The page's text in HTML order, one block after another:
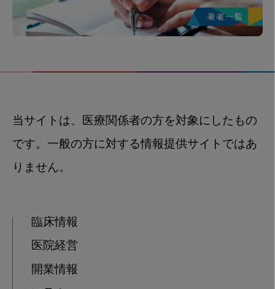
当サイトは、医療関係者の方を対象にしたもの
です。一般の方に対する情報提供サイトではあ
りません。
臨床情報
医院経営
開業情報